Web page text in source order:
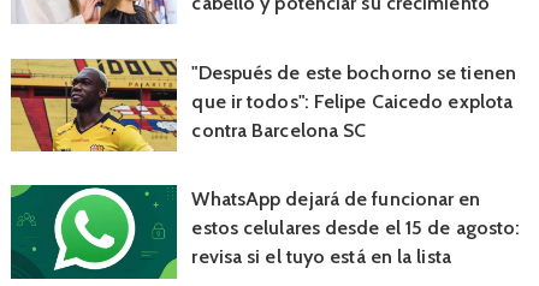
"Después de este bochorno se tienen
que ir todos": Felipe Caicedo explota
contra Barcelona SC
WhatsApp dejará de funcionar en
estos celulares desde el 15 de agosto:
revisa si el tuyo está en la lista